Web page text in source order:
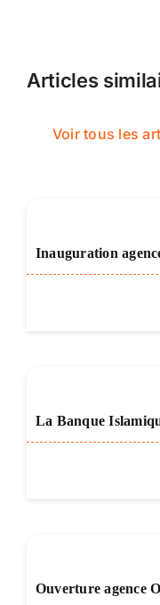
Articles
Voir tous les
Inauguration
La Banque
Ouverture agence